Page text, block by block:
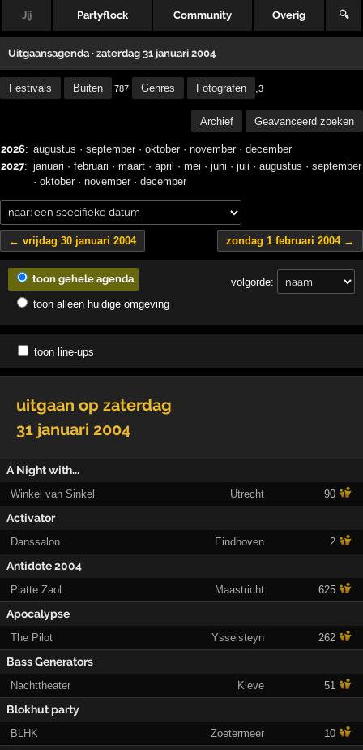
Jij Partyflock Community Overig 🔍
Uitgaansagenda · zaterdag 31 januari 2004
Festivals Buiten ,787 Genres Fotografen ,3
Archief Geavanceerd zoeken
2026: augustus · september· oktober· november· december
2027: januari · februari · maart · april · mei · juni · juli · augustus · september
· oktober· november· december
← vrijdag 30 januari 2004 zondag 1 februari 2004 →
volgorde:
toon gehele agenda
toon alleen huidige omgeving
toon line-ups
uitgaan op zaterdag
31 januari 2004
A Night with...
Winkel van Sinkel Utrecht 90
Activator
Danssalon Eindhoven 2
Antidote 2004
Platte Zaol Maastricht 625
Apocalypse
The Pilot Ysselsteyn 262
Bass Generators
Nachttheater Kleve 51
Blokhut party
BLHK Zoetermeer 10